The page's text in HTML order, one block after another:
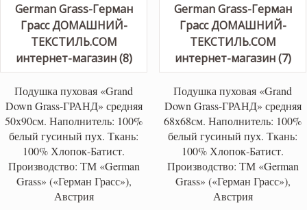
Подушка пуховая «Grand
Down Grass-ГРАНД» средняя
50х90см. Наполнитель: 100%
белый гусиный пух. Ткань:
100% Хлопок-Батист.
Производство: ТМ «German
Grass» («Герман Грасс»),
Австрия
Подушка пуховая «Grand
Down Grass-ГРАНД» средняя
68х68см. Наполнитель: 100%
белый гусиный пух. Ткань:
100% Хлопок-Батист.
Производство: ТМ «German
Grass» («Герман Грасс»),
Австрия